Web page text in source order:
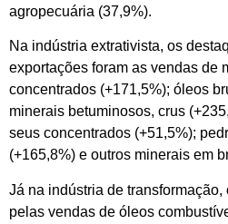
agropecuária (37,9%).
Na indústria extrativista, os
exportações foram as vendas de
concentrados (+171,5%); óleos
minerais betuminosos, crus
seus concentrados (+51,5%);
(+165,8%) e outros minerais em
Já na indústria de
pelas vendas de óleos